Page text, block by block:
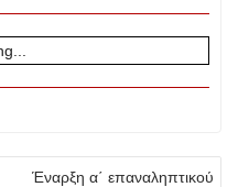
Έναρξη α΄ επαναληπτικού